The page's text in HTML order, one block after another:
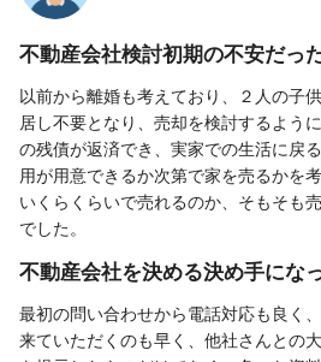
不動産会社検討初期の不安だっ
以前から離婚も考えており、２人の子
居し不要となり、売却を検討するよう
の残債が返済でき、実家での生活に戻
用が用意できるか次第で家を売るかを
いくらくらいで売れるのか、そもそも
でした。
不動産会社を決める決め手にな
最初の問い合わせから電話対応も良く
来ていただくのも早く、他社さんとの